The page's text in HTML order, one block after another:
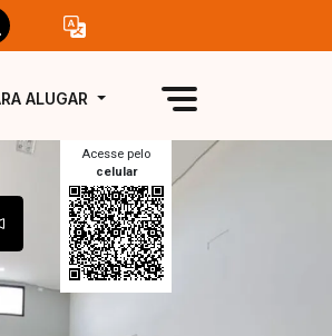
ALUGAR
Acesse pelo
celular